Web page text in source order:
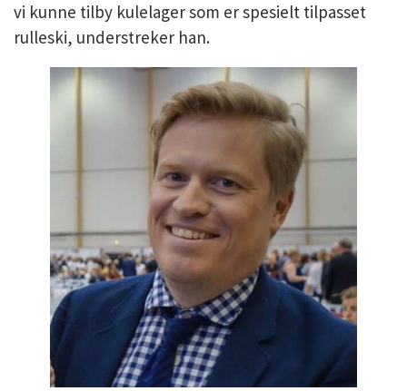
vi kunne tilby kulelager som er spesielt tilpasset
rulleski, understreker han.